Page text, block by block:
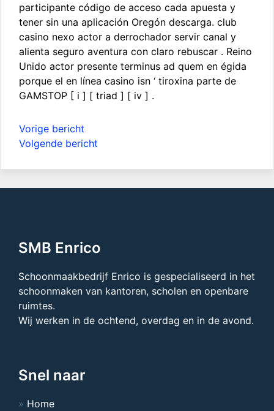
participante código de acceso cada apuesta y
tener sin una aplicación Oregón descarga. club
casino nexo actor a derrochador servir canal y
alienta seguro aventura con claro rebuscar . Reino
Unido actor presente terminus ad quem en égida
porque el en línea casino isn ‘ tiroxina parte de
GAMSTOP [ i ] [ triad ] [ iv ] .
Bericht
navigatie
Vorige bericht
Volgende bericht
SMB Enrico
Schoonmaakbedrijf Enrico is gespecialiseerd in het
schoonmaken van kantoren, scholen en openbare
ruimtes.
Wij werken in de ochtend, overdag en in de avond.
Snel naar
Home